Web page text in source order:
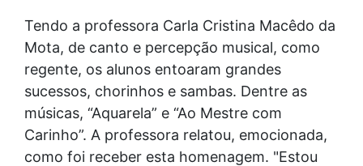
Tendo a professora Carla Cristina Macêdo da
Mota, de canto e percepção musical, como
regente, os alunos entoaram grandes
sucessos, chorinhos e sambas. Dentre as
músicas, “Aquarela” e “Ao Mestre com
Carinho”. A professora relatou, emocionada,
como foi receber esta homenagem. "Estou